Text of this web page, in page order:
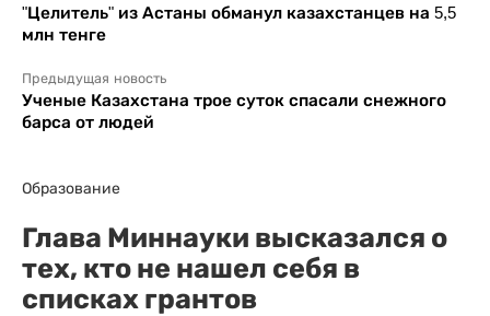
"Целитель" из Астаны обманул казахстанцев на 5,5
млн тенге
Предыдущая новость
Ученые Казахстана трое суток спасали снежного
барса от людей
Образование
Глава Миннауки высказался о
тех, кто не нашел себя в
списках грантов